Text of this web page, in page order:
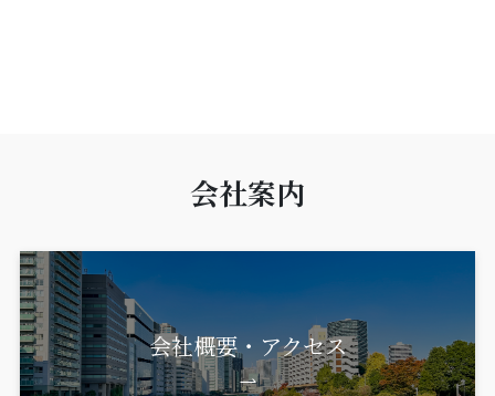
会社案内
会社概要・アクセス